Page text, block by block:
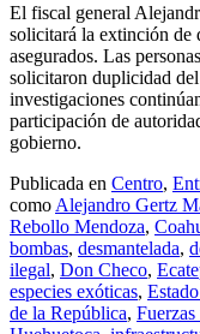
El fiscal general
solicitará la extinción de
asegurados. Las
solicitaron duplicidad
investigaciones
participación de
gobierno.
Publicada en Centro,
como Alejandro Gertz
Rebollo Mendoza,
bombas, desmantelada,
ilegal, Don Checo,
especies exóticas,
de la República, Fuerzas